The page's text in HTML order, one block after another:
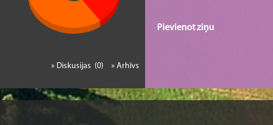
» Arhīvs
» Diskusijas (0)
Pievienot ziņu